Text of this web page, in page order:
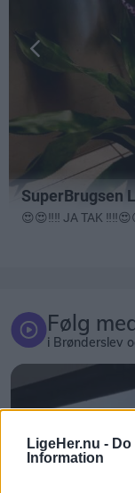
LigeHer.nu -
Information
Følg
i Brønderslev